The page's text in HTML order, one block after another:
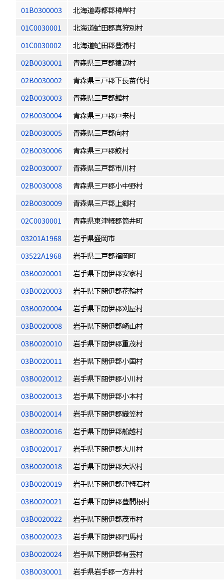
01B0300003
北海道寿都郡樽岸村
01C0030001
北海道虻田郡真狩別村
01C0030002
北海道虻田郡豊浦村
02B0030001
青森県三戸郡猿辺村
02B0030002
青森県三戸郡下長苗代村
02B0030003
青森県三戸郡館村
02B0030004
青森県三戸郡戸来村
02B0030005
青森県三戸郡向村
02B0030006
青森県三戸郡鮫村
02B0030007
青森県三戸郡市川村
02B0030008
青森県三戸郡小中野村
02B0030009
青森県三戸郡上郷村
02C0030001
青森県東津軽郡筒井町
03201A1968
岩手県盛岡市
03522A1968
岩手県二戸郡福岡町
03B0020001
岩手県下閉伊郡安家村
03B0020003
岩手県下閉伊郡花輪村
03B0020004
岩手県下閉伊郡刈屋村
03B0020008
岩手県下閉伊郡崎山村
03B0020010
岩手県下閉伊郡重茂村
03B0020011
岩手県下閉伊郡小国村
03B0020012
岩手県下閉伊郡小川村
03B0020013
岩手県下閉伊郡小本村
03B0020014
岩手県下閉伊郡織笠村
03B0020016
岩手県下閉伊郡船越村
03B0020017
岩手県下閉伊郡大川村
03B0020018
岩手県下閉伊郡大沢村
03B0020019
岩手県下閉伊郡津軽石村
03B0020021
岩手県下閉伊郡豊間根村
03B0020022
岩手県下閉伊郡茂市村
03B0020023
岩手県下閉伊郡門馬村
03B0020024
岩手県下閉伊郡有芸村
03B0030001
岩手県岩手郡一方井村